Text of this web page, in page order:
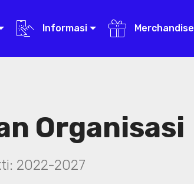
Informasi Merchandise
Organisasi
2022-2027